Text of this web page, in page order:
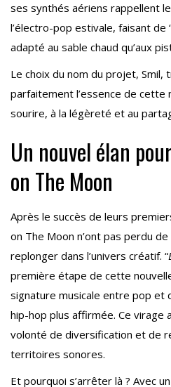
ses synthés aériens rappellent
l’électro-pop estivale, faisant de
adapté au sable chaud qu’aux
Le choix du nom du projet, Smil,
parfaitement l’essence de cette
sourire, à la légèreté et au
Un nouvel élan
on The Moon
Après le succès de leurs
on The Moon n’ont pas perdu
replonger dans l’univers créatif. “
première étape de cette
signature musicale entre pop et
hip-hop plus affirmée. Ce virage
volonté de diversification et de
territoires sonores.
Et pourquoi s’arrêter là ? Avec